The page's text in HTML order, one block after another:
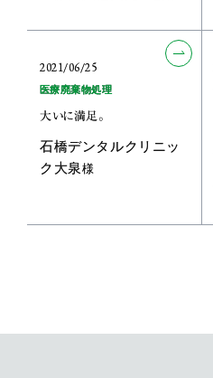
2021/06/25
医療廃棄物処理
大いに満足。
石橋デンタルクリニッ
ク大泉 様